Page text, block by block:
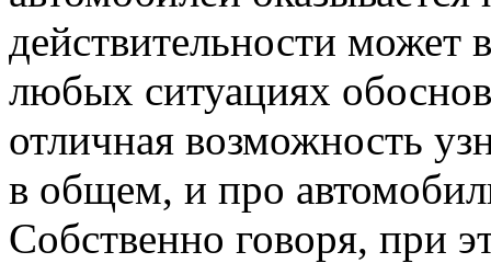
действительности
любых ситуациях
отличная возможность
в общем, и про
Собственно говоря, при